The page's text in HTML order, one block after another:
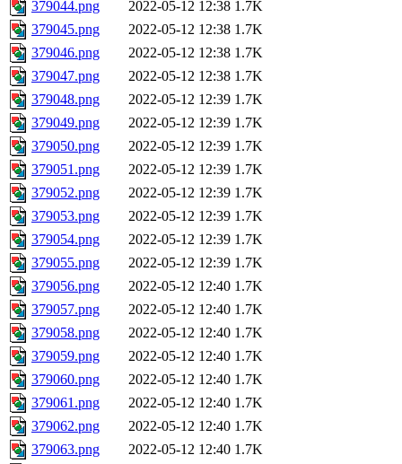
379044.png
2022-05-12 12:38 1.7K
379045.png
2022-05-12 12:38 1.7K
379046.png
2022-05-12 12:38 1.7K
379047.png
2022-05-12 12:38 1.7K
379048.png
2022-05-12 12:39 1.7K
379049.png
2022-05-12 12:39 1.7K
379050.png
2022-05-12 12:39 1.7K
379051.png
2022-05-12 12:39 1.7K
379052.png
2022-05-12 12:39 1.7K
379053.png
2022-05-12 12:39 1.7K
379054.png
2022-05-12 12:39 1.7K
379055.png
2022-05-12 12:39 1.7K
379056.png
2022-05-12 12:40 1.7K
379057.png
2022-05-12 12:40 1.7K
379058.png
2022-05-12 12:40 1.7K
379059.png
2022-05-12 12:40 1.7K
379060.png
2022-05-12 12:40 1.7K
379061.png
2022-05-12 12:40 1.7K
379062.png
2022-05-12 12:40 1.7K
379063.png
2022-05-12 12:40 1.7K